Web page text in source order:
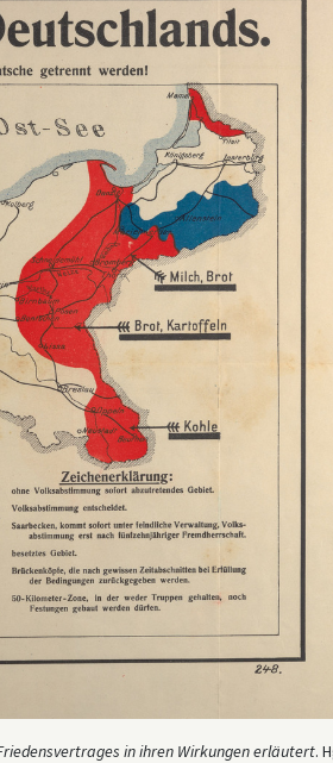
in ihren Wirkungen erläutert.